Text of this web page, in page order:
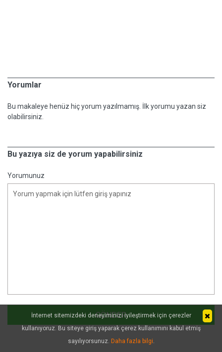
Yorumlar
Bu makaleye henüz hiç yorum yazılmamış. İlk yorumu yazan siz
olabilirsiniz.
Bu yazıya siz de yorum yapabilirsiniz
Yorumunuz
İnternet sitemizdeki deneyiminizi iyileştirmek için çerezler
kullanıyoruz. Bu siteye giriş yaparak çerez kullanımını kabul etmiş
sayılıyorsunuz. Daha fazla bilgi.